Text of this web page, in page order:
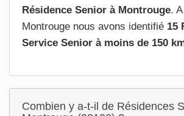
Résidence Senior à Montrouge.
Montrouge nous avons identifié 15
Service Senior à moins de 150
Combien y a-t-il de Résidences